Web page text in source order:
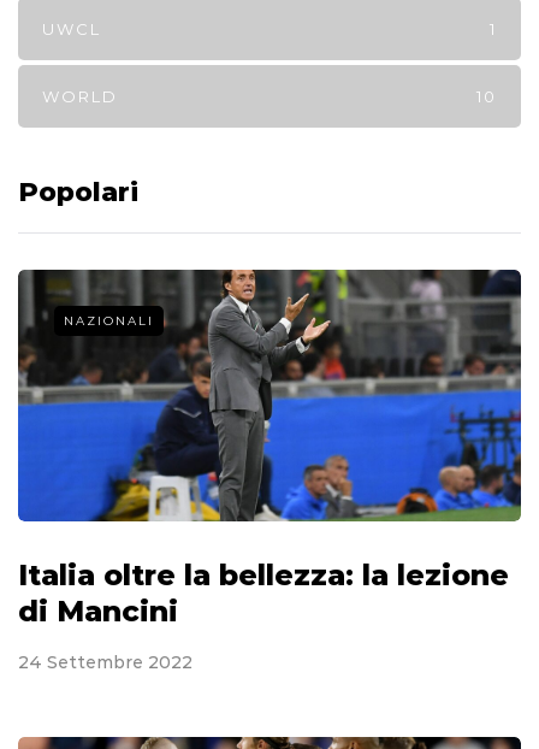
UWCL 1
WORLD 10
Popolari
NAZIONALI
Italia oltre la bellezza: la lezione
di Mancini
24 Settembre 2022